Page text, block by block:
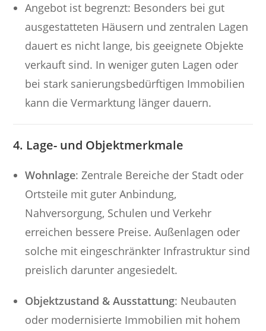
Angebot ist begrenzt: Besonders bei gut
ausgestatteten Häusern und zentralen Lagen
dauert es nicht lange, bis geeignete Objekte
verkauft sind. In weniger guten Lagen oder
bei stark sanierungsbedürftigen Immobilien
kann die Vermarktung länger dauern.
4. Lage- und Objektmerkmale
Wohnlage: Zentrale Bereiche der Stadt oder
Ortsteile mit guter Anbindung,
Nahversorgung, Schulen und Verkehr
erreichen bessere Preise. Außenlagen oder
solche mit eingeschränkter Infrastruktur sind
preislich darunter angesiedelt.
Objektzustand & Ausstattung: Neubauten
oder modernisierte Immobilien mit hohem